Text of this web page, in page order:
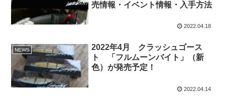
売情報・イベント情報・入手方法
2022.04.18
NEWS
2022年4月 クラッシュゴース
ト 「フルムーンバイト」（新
色）が発売予定！
2022.04.14